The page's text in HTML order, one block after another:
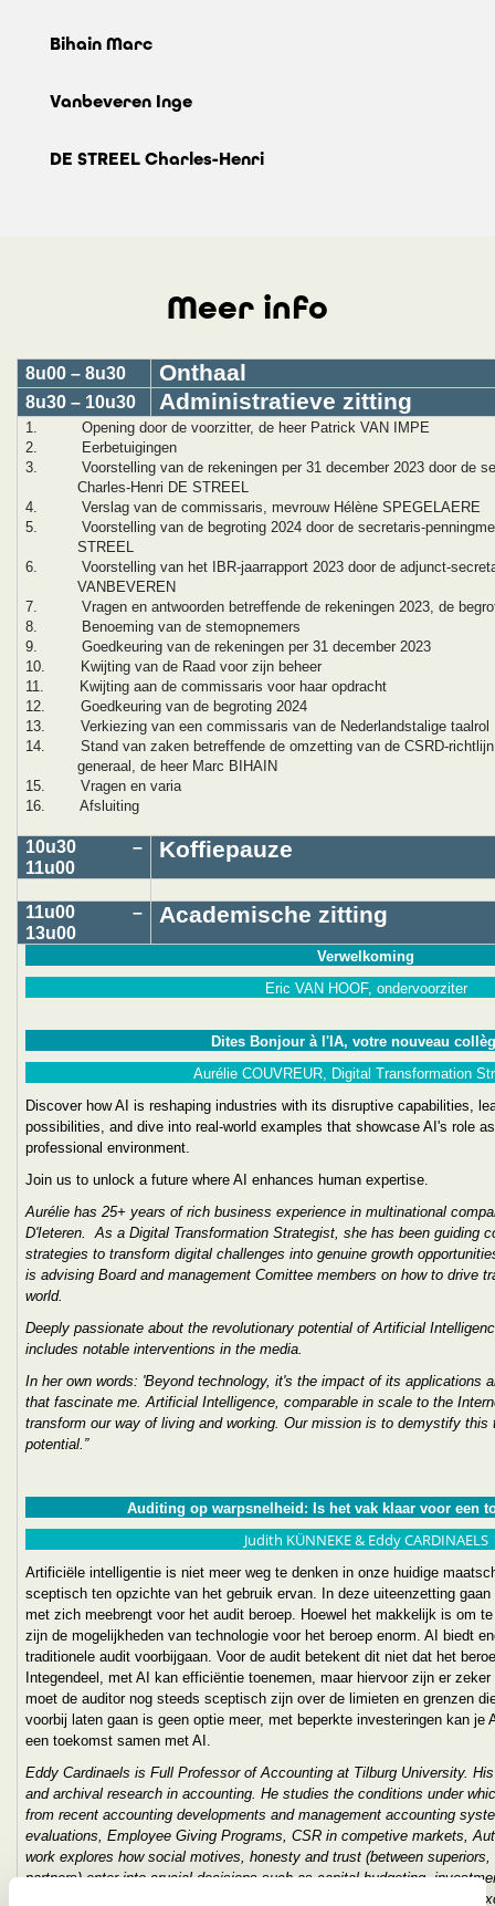
Bihain Marc
Vanbeveren Inge
DE STREEL Charles-Henri
Meer info
8u00 – 8u30 Onthaal
8u30 – 10u30 Administratieve zitting
1. Opening door de voorzitter, de heer Patrick VAN IMPE
2. Eerbetuigingen
3. Voorstelling van de rekeningen per 31 december 2023 door de
Charles-Henri DE STREEL
4. Verslag van de commissaris, mevrouw Hélène SPEGELAERE
5. Voorstelling van de begroting 2024 door de secretaris-
STREEL
6. Voorstelling van het IBR-jaarrapport 2023 door de adjunct-
VANBEVEREN
7. Vragen en antwoorden betreffende de rekeningen 2023, de
8. Benoeming van de stemopnemers
9. Goedkeuring van de rekeningen per 31 december 2023
10. Kwijting van de Raad voor zijn beheer
11. Kwijting aan de commissaris voor haar opdracht
12. Goedkeuring van de begroting 2024
13. Verkiezing van een commissaris van de Nederlandstalige taalrol
14. Stand van zaken betreffende de omzetting van de CSRD-richtlijn
generaal, de heer Marc BIHAIN
15. Vragen en varia
16. Afsluiting
10u30 –
11u00
Koffiepauze
11u00 –
13u00
Academische zitting
Verwelkoming
Eric VAN HOOF, ondervoorziter
Dites Bonjour à l'IA, votre nouveau
Aurélie COUVREUR, Digital Transformation
Discover how AI is reshaping industries with its disruptive capabilities,
possibilities, and dive into real-world examples that showcase AI's role
professional environment.
Join us to unlock a future where AI enhances human expertise.
Aurélie has 25+ years of rich business experience in multinational
D'Ieteren. As a Digital Transformation Strategist, she has been guiding
strategies to transform digital challenges into genuine growth
is advising Board and management Comittee members on how to drive
world.
Deeply passionate about the revolutionary potential of Artificial
includes notable interventions in the media.
In her own words: 'Beyond technology, it's the impact of its applications
that fascinate me. Artificial Intelligence, comparable in scale to the
transform our way of living and working. Our mission is to demystify this
potential.”
Auditing op warpsnelheid: Is het vak klaar voor een
Judith KÜNNEKE & Eddy CARDINAELS
Artificiële intelligentie is niet meer weg te denken in onze huidige
sceptisch ten opzichte van het gebruik ervan. In deze uiteenzetting
met zich meebrengt voor het audit beroep. Hoewel het makkelijk is om
zijn de mogelijkheden van technologie voor het beroep enorm. AI biedt
traditionele audit voorbijgaan. Voor de audit betekent dit niet dat het
Integendeel, met AI kan efficiëntie toenemen, maar hiervoor zijn er
moet de auditor nog steeds sceptisch zijn over de limieten en grenzen
voorbij laten gaan is geen optie meer, met beperkte investeringen kan je
een toekomst samen met AI.
Eddy Cardinaels is Full Professor of Accounting at Tilburg University.
and archival research in accounting. He studies the conditions under
from recent accounting developments and management accounting
evaluations, Employee Giving Programs, CSR in competive markets,
work explores how social motives, honesty and trust (between
partners) enter into crucial decisions such as capital budgeting,
negotiations. Besides this, he also studies corporate governance (e.g.